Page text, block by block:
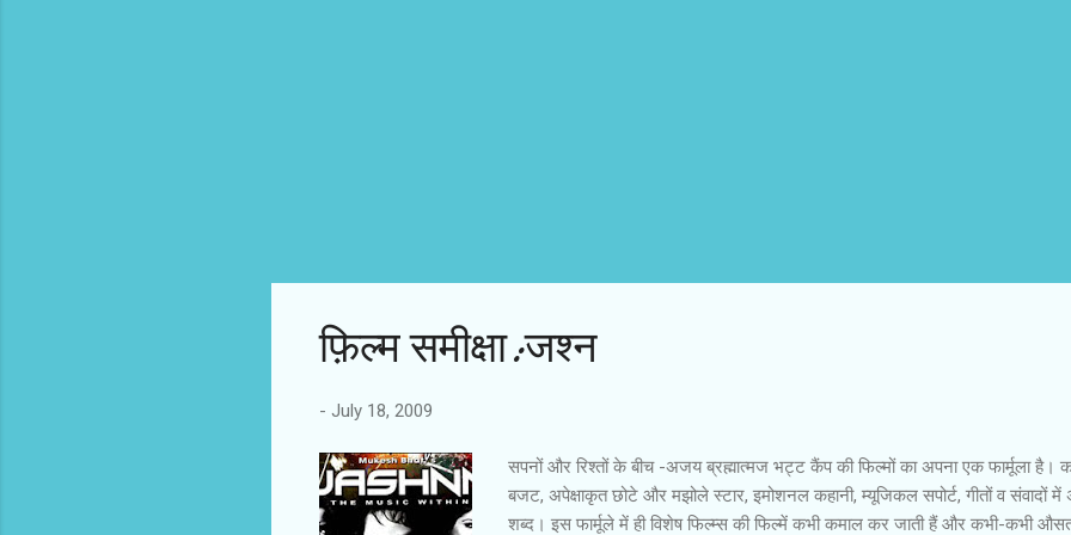
फ़िल्म समीक्षा:जश्न
- July 18, 2009
सपनों और रिश्तों के बीच -अजय ब्रह्मात्मज भट्ट कैंप की फिल्मों का अपना एक फार्मूला है।
बजट, अपेक्षाकृत छोटे और मझोले स्टार, इमोशनल कहानी, म्यूजिकल सपोर्ट, गीतों व संवादों में
शब्द। इस फार्मूले में ही विशेष फिल्म्स की फिल्में कभी कमाल कर जाती हैं और कभी-कभी